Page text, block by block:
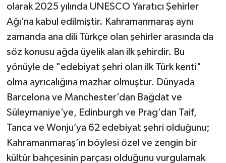
olarak 2025 yılında UNESCO Yaratıcı Şehirler
Ağı’na kabul edilmiştir. Kahramanmaraş aynı
zamanda ana dili Türkçe olan şehirler arasında da
söz konusu ağda üyelik alan ilk şehirdir. Bu
yönüyle de "edebiyat şehri olan ilk Türk kenti"
olma ayrıcalığına mazhar olmuştur. Dünyada
Barcelona ve Manchester’dan Bağdat ve
Süleymaniye’ye, Edinburgh ve Prag’dan Taif,
Tanca ve Wonju’ya 62 edebiyat şehri olduğunu;
Kahramanmaraş’ın böylesi özel ve zengin bir
kültür bahçesinin parçası olduğunu vurgulamak